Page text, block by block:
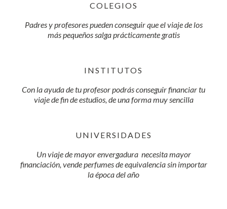
COLEGIOS
Padres y profesores pueden conseguir que el viaje de los
más pequeños salga prácticamente gratis
INSTITUTOS
Con la ayuda de tu profesor podrás conseguir financiar tu
viaje de fin de estudios, de una forma muy sencilla
UNIVERSIDADES
Un viaje de mayor envergadura necesita mayor
financiación, vende perfumes de equivalencia sin importar
la época del año